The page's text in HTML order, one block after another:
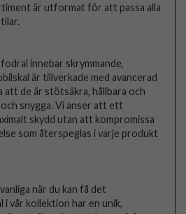
är utformat för att passa alla
innebar skrymmande,
är tillverkade med avancerad
de är stötsäkra, hållbara och
snygga. Vi anser att ett
skydd utan att kompromissa
som återspeglas i varje produkt
när du kan få det
i vår kollektion har en unik,